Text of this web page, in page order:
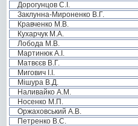
Дорогунцов С.І.
Заклунна-Мироненко В.Г.
Кравченко М.В.
Кухарчук М.А.
Лобода М.В.
Мартинюк А.І.
Матвєєв В.Г.
Мигович І.І.
Мішура В.Д.
Наливайко А.М.
Носенко М.П.
Оржаховський А.В.
Петренко В.С.